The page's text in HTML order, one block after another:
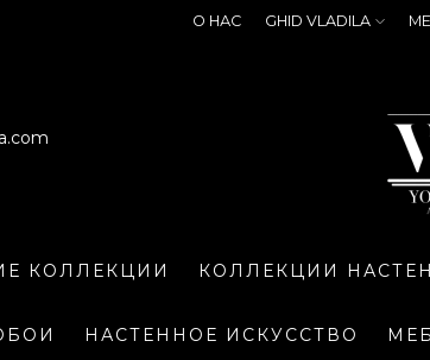
О НАС GHID VLADILA
КОЛЛЕКЦИИ КОЛЛЕКЦИИ
НАСТЕННОЕ ИСКУССТВО